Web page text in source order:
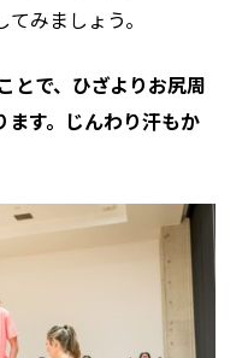
みましょう。
で、ひざよりお尻周
ます。じんわり汗もか